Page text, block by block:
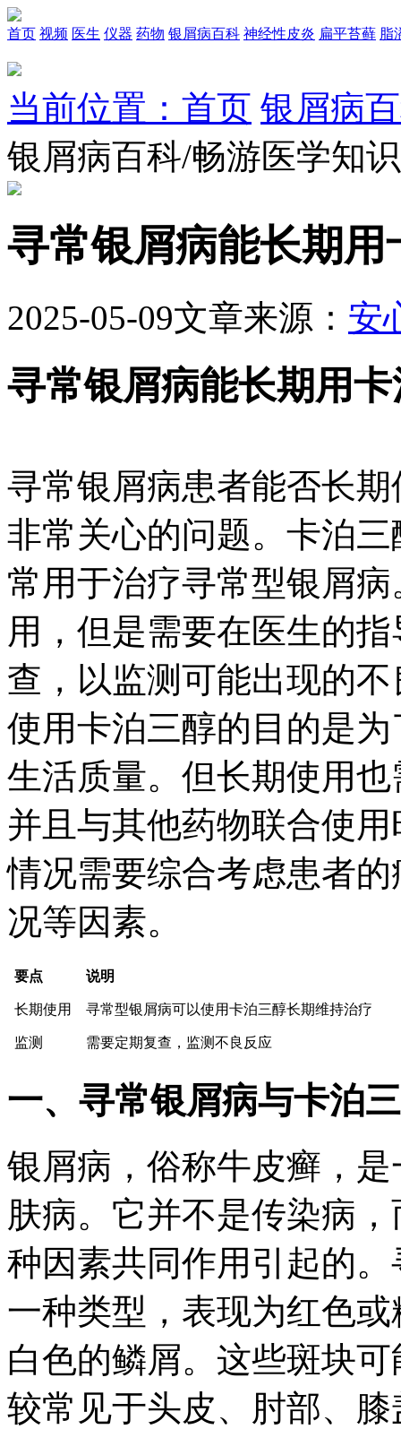
首页 视频 医生 仪器 药物 银屑病百科 神经性皮炎 扁平苔藓 脂
当前位置：首页 银屑病
银屑病百科/畅游医学知
寻常银屑病能长期用
2025-05-09文章来源： 安
寻常银屑病能长期用
寻常银屑病患者能否长
非常关心的问题。卡泊
常用于治疗寻常型银屑
用，但是需要在医生的
查，以监测可能出现的
使用卡泊三醇的目的是
生活质量。但长期使用
并且与其他药物联合使
情况需要综合考虑患者
况等因素。
要点 说明
长期使用 寻常型银屑病可以使用卡泊三醇长期维持治疗
监测 需要定期复查，监测不良反应
一、寻常银屑病与卡泊
银屑病，俗称牛皮癣，
肤病。它并不是传染病
种因素共同作用引起的
一种类型，表现为红色
白色的鳞屑。这些斑块
较常见于头皮、肘部、